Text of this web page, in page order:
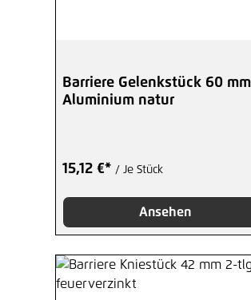
Barriere Gelenkstück 60
Aluminium natur
15,12 €* / Je Stück
Ansehen